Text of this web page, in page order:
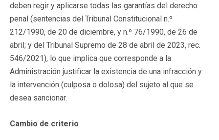
deben regir y aplicarse todas las garantías del derecho
penal (sentencias del Tribunal Constitucional n.º
212/1990, de 20 de diciembre, y n.º 76/1990, de 26 de
abril; y del Tribunal Supremo de 28 de abril de 2023, rec.
546/2021), lo que implica que corresponde a la
Administración justificar la existencia de una infracción y
la intervención (culposa o dolosa) del sujeto al que se
desea sancionar.
Cambio de criterio